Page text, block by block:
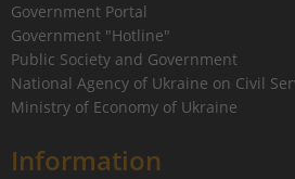
Government Portal
Government "Hotline"
Public Society and Government
National Agency of Ukraine on Civil
Ministry of Economy of Ukraine
Information